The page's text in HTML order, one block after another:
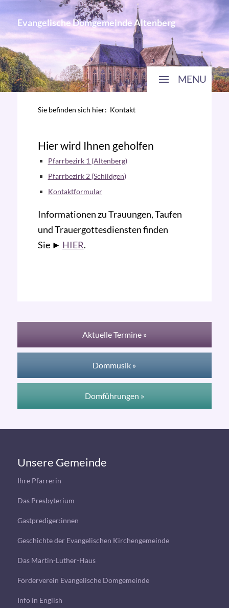
Evangelische Domgemeinde Altenberg
MENU
Sie befinden sich hier: Kontakt
Hier wird Ihnen geholfen
Pfarrbezirk 1 (Altenberg)
Pfarrbezirk 2 (Schildgen)
Kontaktformular
Informationen zu Trauungen, Taufen
und Trauergottesdiensten finden
Sie ► HIER.
Aktuelle Termine »
Dommusik »
Domführungen »
Unsere Gemeinde
Ihre Pfarrerin
Das Presbyterium
Gastprediger:innen
Geschichte der Evangelischen Kirchengemeinde
Das Martin-Luther-Haus
Förderverein Evangelische Domgemeinde
Info in English